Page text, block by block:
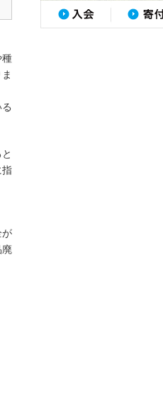
種
指
が
廃